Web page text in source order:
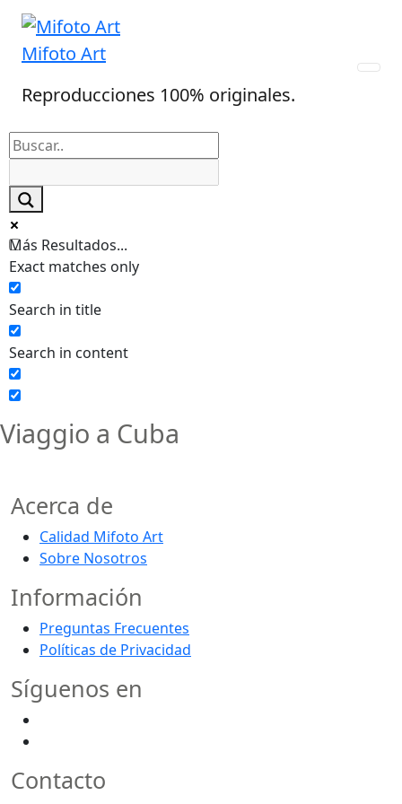
Skip
content
Mifoto Art
Reproducciones 100% originales.
Más Resultados...
Exact matches only
Search in title
Search in content
Viaggio a Cuba
Acerca de
Calidad Mifoto Art
Sobre Nosotros
Información
Preguntas Frecuentes
Políticas de Privacidad
Síguenos en
Contacto